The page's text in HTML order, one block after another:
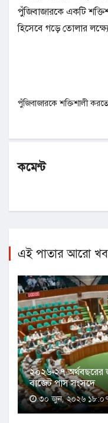
পুঁজিবাজারকে একটি
হিসেবে গড়ে তোলার
পুঁজিবাজারকে শক্তিশালী
কমেন্ট
এই পাতার আরো
২০২৬-২৭ অর্থবছরের
বাজেট পাস সংসদে
৩০ জুন, ২০২৬